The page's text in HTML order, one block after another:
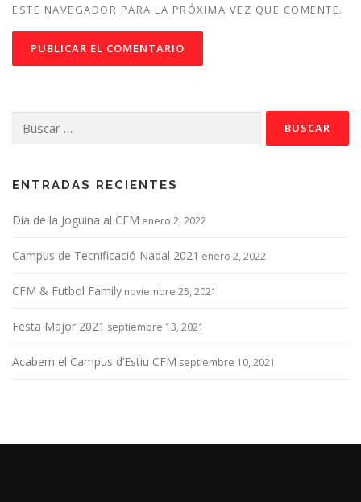
ESTE NAVEGADOR PARA LA PRÓXIMA VEZ QUE COMENTE.
ENTRADAS RECIENTES
Dia de la Joguina al CFM enero 2, 2022
Campus de Tecnificació Nadal 2021 enero 2, 2022
CFM & Futbol Family noviembre 25, 2021
Festa Major 2021 septiembre 13, 2021
Acabem el Campus d’Estiu CFM septiembre 10, 2021